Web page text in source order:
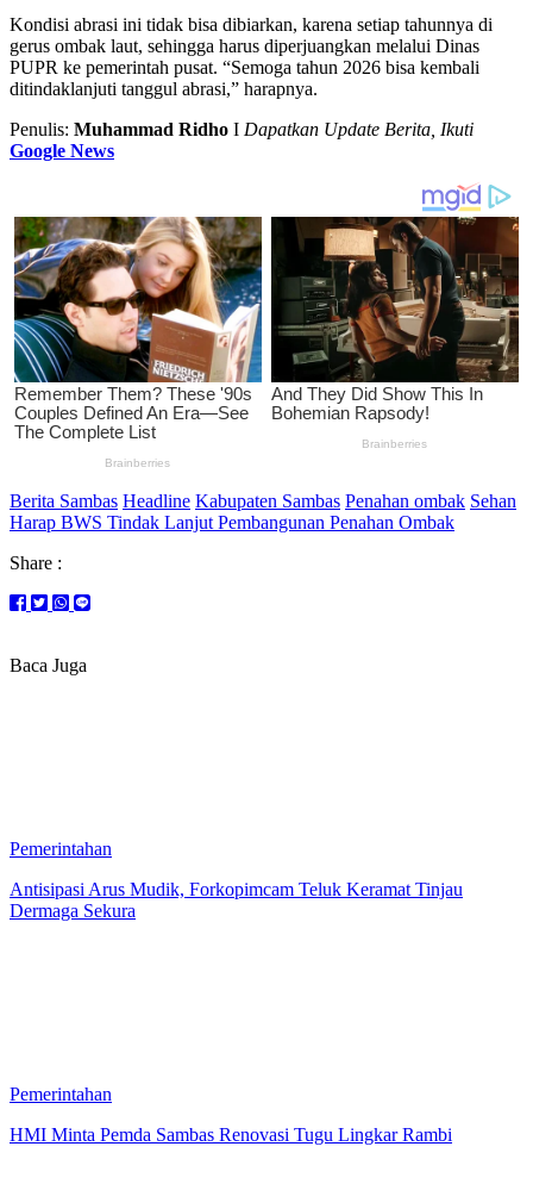
Kondisi abrasi ini tidak bisa dibiarkan, karena setiap tahunnya di
gerus ombak laut, sehingga harus diperjuangkan melalui Dinas
PUPR ke pemerintah pusat. “Semoga tahun 2026 bisa kembali
ditindaklanjuti tanggul abrasi,” harapnya.
Penulis: Muhammad Ridho I Dapatkan Update Berita, Ikuti
Google News
Berita Sambas Headline Kabupaten Sambas Penahan ombak Sehan
Harap BWS Tindak Lanjut Pembangunan Penahan Ombak
Share :
Baca Juga
Pemerintahan
Antisipasi Arus Mudik, Forkopimcam Teluk Keramat Tinjau
Dermaga Sekura
Pemerintahan
HMI Minta Pemda Sambas Renovasi Tugu Lingkar Rambi